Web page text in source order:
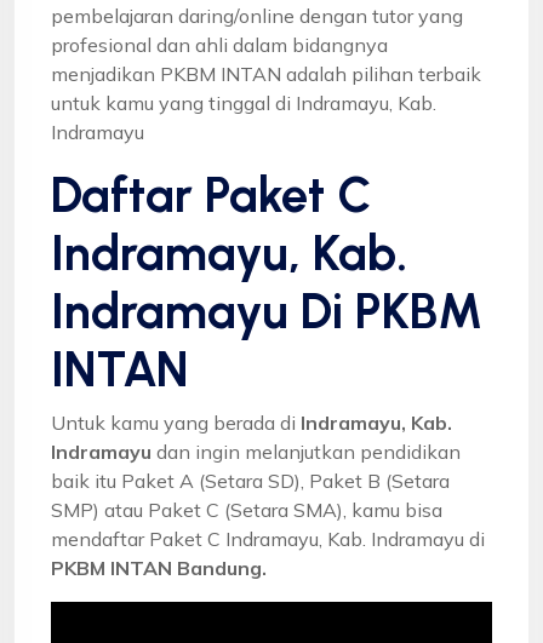
pembelajaran daring/online dengan tutor yang
profesional dan ahli dalam bidangnya
menjadikan PKBM INTAN adalah pilihan terbaik
untuk kamu yang tinggal di Indramayu, Kab.
Indramayu
Daftar Paket C
Indramayu, Kab.
Indramayu Di PKBM
INTAN
Untuk kamu yang berada di Indramayu, Kab.
Indramayu dan ingin melanjutkan pendidikan
baik itu Paket A (Setara SD), Paket B (Setara
SMP) atau Paket C (Setara SMA), kamu bisa
mendaftar Paket C Indramayu, Kab. Indramayu di
PKBM INTAN Bandung.